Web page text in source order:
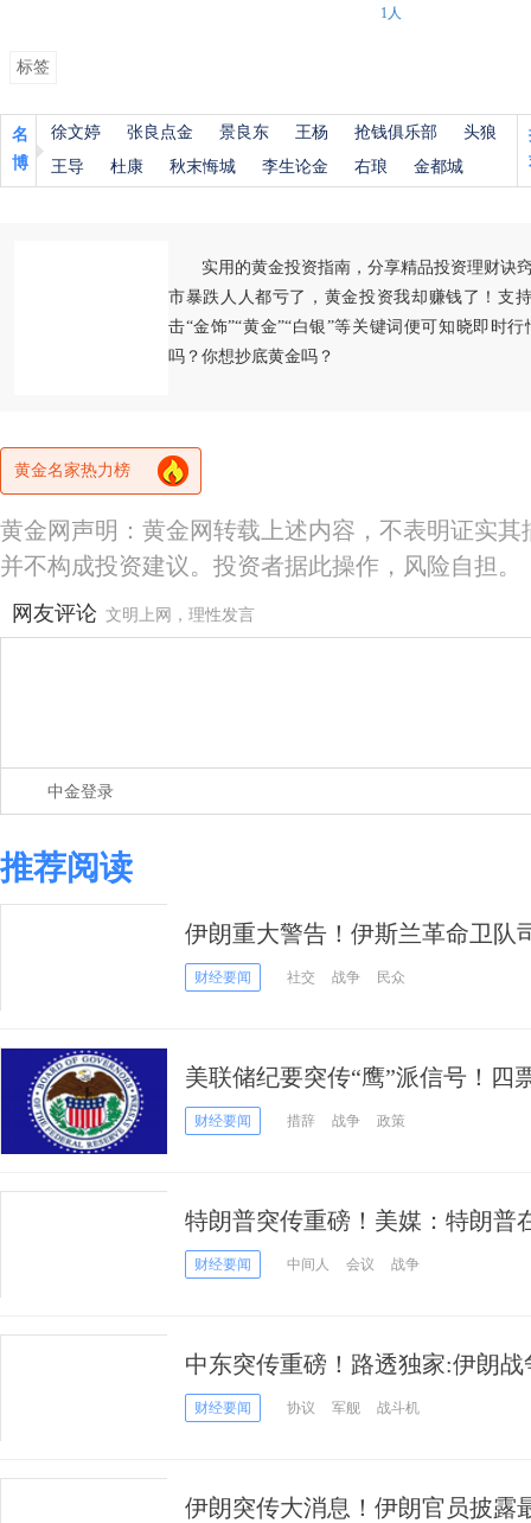
1人
标签
名
博
徐文婷 张良点金 景良东 王杨 抢钱俱乐部
头狼
王导
杜康 秋末悔城 李生论金 右琅 金都城
实用的黄金投资指南，分享精品投资理财诀
市暴跌人人都亏了，黄金投资我却赚钱了！支
击“金饰”“黄金”“白银”等关键词便可知晓即时
吗？你想抄底黄金吗？
黄金名家热力榜
黄金网声明：黄金网转载上述内容，不表明证实
并不构成投资建议。投资者据此操作，风险自担。
网友评论 文明上网，理性发言
中金登录
推荐阅读
伊朗重大警告！伊斯兰革命卫队
击 将给予“毁灭性打击”
财经要闻 社交 战争 民众
美联储纪要突传“鹰”派信号！四
多，加息选项重回桌面
财经要闻 措辞 战争 政策
特朗普突传重磅！美媒：特朗普
计划召开会议
财经要闻 中间人 会议 战争
中东突传重磅！路透独家:伊朗
部署战斗机中队及数千兵力
财经要闻 协议 军舰 战斗机
伊朗突传大消息！伊朗官员披露